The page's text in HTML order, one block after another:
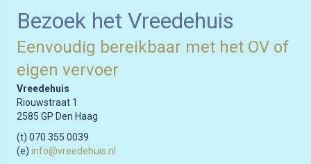
Bezoek het Vreedehuis
Eenvoudig bereikbaar met het OV of
eigen vervoer
Vreedehuis
Riouwstraat 1
2585 GP Den Haag
(t) 070 355 0039
(e) info@vreedehuis.nl